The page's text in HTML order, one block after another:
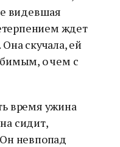
видевшая
ждет
скучала, ей
о чем с
время ужина
сидит,
невпопад